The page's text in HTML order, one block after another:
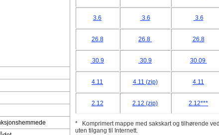
3.6 3.6 3.6
26.8 26.8 26.8
30.9 30.9 30.09
4.11 4.11 (zip) 4.11
2.12 2.12 (zip) 2.12***
* Komprimert mappe med sakskart og tilhørende
uten tilgang til Internett.